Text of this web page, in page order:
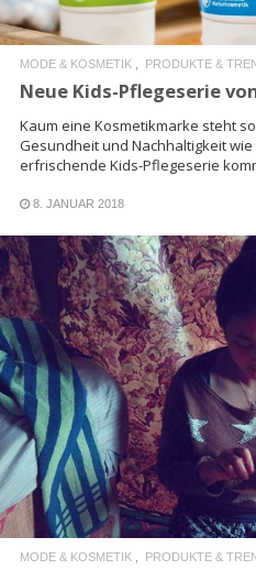
MODE & KOSMETIK PRODUKTE &
Neue Kids-Pflegeserie
Kaum eine Kosmetikmarke steht
Gesundheit und Nachhaltigkeit
erfrischende Kids-Pflegeserie
8. JANUAR 2018
READ
MODE & KOSMETIK PRODUKTE &